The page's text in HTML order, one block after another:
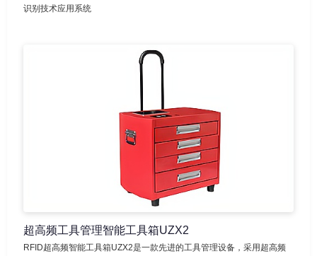
识别技术应用系统
超高频工具管理智能工具箱UZX2
RFID超高频智能工具箱UZX2是一款先进的工具管理设备，采用超高频